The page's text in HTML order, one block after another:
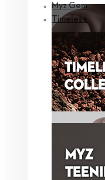
Myz Gem
Timeless